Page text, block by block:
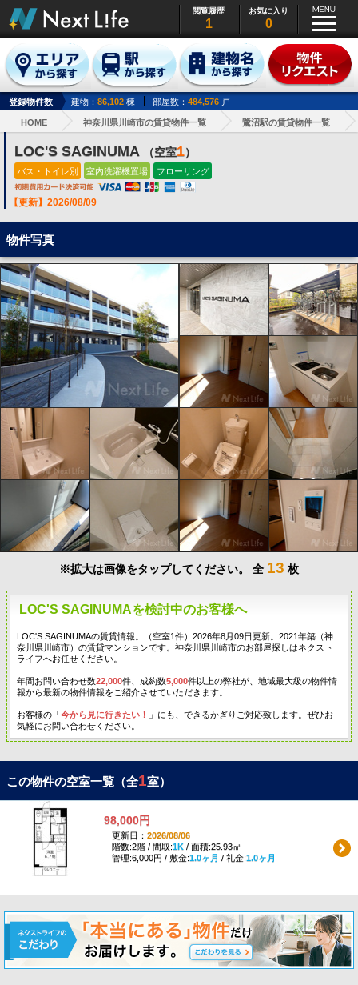
閲覧履歴
1
お気に入り
0
登録物件数 建物： 86,102 棟 部屋数： 484,576 戸
HOME 神奈川県川崎市の賃貸物件一覧 鷺沼駅の賃貸物件一覧
LOC'S SAGINUMA （空室1）
バス・トイレ別 室内洗濯機置場 フローリング
【更新】2026/08/09
物件写真
※拡大は画像をタップしてください。 全 13 枚
LOC'S SAGINUMAを検討中のお客様へ
LOC'S SAGINUMAの賃貸情報。（空室1件）2026年8月09日更新。2021年築（神
奈川県川崎市）の賃貸マンションです。神奈川県川崎市のお部屋探しはネクスト
ライフへお任せください。
年間お問い合わせ数22,000件、成約数5,000件以上の弊社が、地域最大級の物件情
報から最新の物件情報をご紹介させていただきます。
お客様の「今から見に行きたい！
」にも、できるかぎりご対応致します。ぜひお
気軽にお問い合わせください。
この物件の空室一覧（全1室）
98,000円
更新日： 2026/08/06
階数:2階 / 間取:1K/ 面積:25.93㎡
管理:6,000円 / 敷金:1.0ヶ月 / 礼金:1.0ヶ月